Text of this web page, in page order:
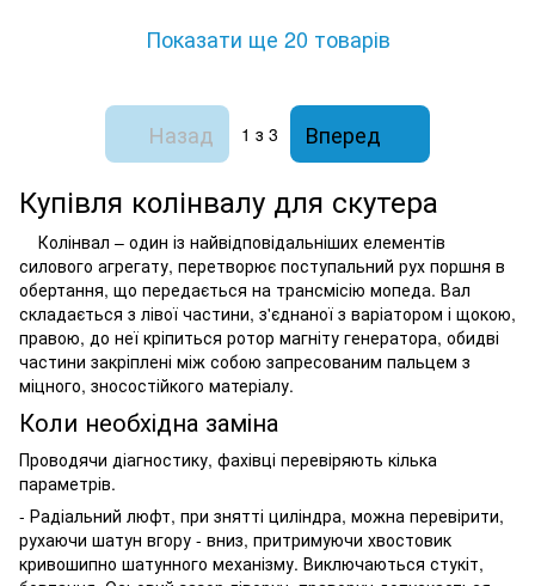
Показати ще 20 товарів
Назад 1 з 3 Вперед
Купівля колінвалу для скутера
Колінвал – один із найвідповідальніших елементів
силового агрегату, перетворює поступальний рух поршня в
обертання, що передається на трансмісію мопеда. Вал
складається з лівої частини, з'єднаної з варіатором і щокою,
правою, до неї кріпиться ротор магніту генератора, обидві
частини закріплені між собою запресованим пальцем з
міцного, зносостійкого матеріалу.
Коли необхідна заміна
Проводячи діагностику, фахівці перевіряють кілька
параметрів.
- Радіальний люфт, при знятті циліндра, можна перевірити,
рухаючи шатун вгору - вниз, притримуючи хвостовик
кривошипно шатунного механізму. Виключаються стукіт,